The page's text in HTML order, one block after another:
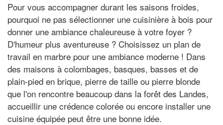
Pour vous accompagner durant les saisons froides,
pourquoi ne pas sélectionner une cuisinière à bois pour
donner une ambiance chaleureuse à votre foyer ?
D'humeur plus aventureuse ? Choisissez un plan de
travail en marbre pour une ambiance moderne ! Dans
des maisons à colombages, basques, basses et de
plain-pied en brique, pierre de taille ou pierre blonde
que l'on rencontre beaucoup dans la forêt des Landes,
accueillir une crédence colorée ou encore installer une
cuisine équipée peut être une bonne idée.